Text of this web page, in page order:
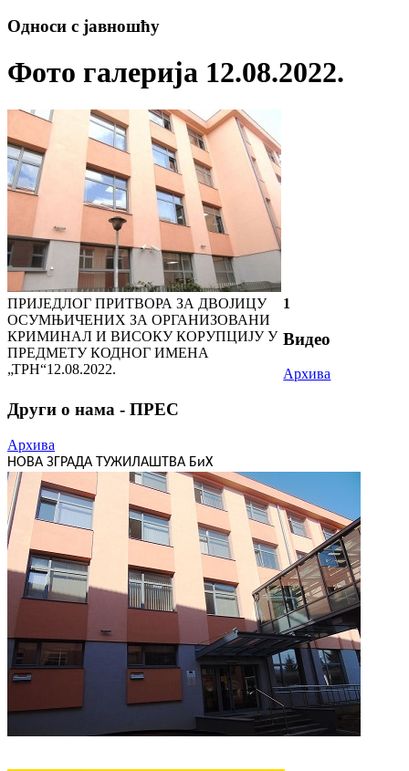
Односи с јавношћу
Фото галерија 12.08.2022.
ПРИЈЕДЛОГ ПРИТВОРА ЗА ДВОЈИЦУ
ОСУМЊИЧЕНИХ ЗА ОРГАНИЗОВАНИ
КРИМИНАЛ И ВИСОКУ КОРУПЦИЈУ У
ПРЕДМЕТУ КОДНОГ ИМЕНА
„ТРН“12.08.2022.
1
Видео
Архива
Други о нама - ПРЕС
Архива
НОВА ЗГРАДА ТУЖИЛАШТВА БиХ